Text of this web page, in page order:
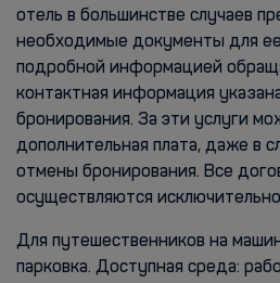
отель в большинстве случаев
необходимые документы для
подробной информацией
контактная информация
бронирования. За эти услуги
дополнительная плата, даже в
отмены бронирования. Все
осуществляются
Для путешественников на
парковка. Доступная среда: